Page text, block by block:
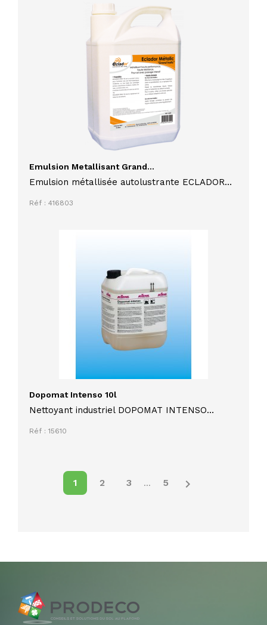
Emulsion Metallisant Grand...
Emulsion métallisée autolustrante ECLADOR
Réf : 416803
Dopomat Intenso 10l
Nettoyant industriel DOPOMAT INTENSO
litres pour une dissolution spontanée des
Réf : 15610
1 2 3 … 5 